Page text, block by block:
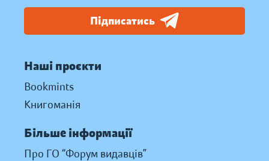
Підписатись
Наші проєкти
Bookmints
Книгоманія
Більше інформації
Про ГО “Форум видавців”